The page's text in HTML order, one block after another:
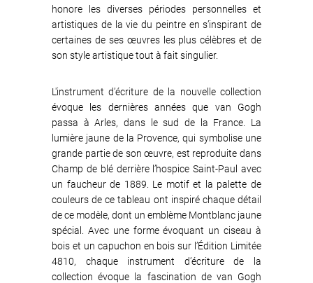
honore les diverses périodes personnelles et
artistiques de la vie du peintre en s’inspirant de
certaines de ses œuvres les plus célèbres et de
son style artistique tout à fait singulier.
L'instrument d’écriture de la nouvelle collection
évoque les dernières années que van Gogh
passa à Arles, dans le sud de la France. La
lumière jaune de la Provence, qui symbolise une
grande partie de son œuvre, est reproduite dans
Champ de blé derrière l’hospice Saint-Paul avec
un faucheur de 1889. Le motif et la palette de
couleurs de ce tableau ont inspiré chaque détail
de ce modèle, dont un emblème Montblanc jaune
spécial. Avec une forme évoquant un ciseau à
bois et un capuchon en bois sur l’Édition Limitée
4810, chaque instrument d’écriture de la
collection évoque la fascination de van Gogh